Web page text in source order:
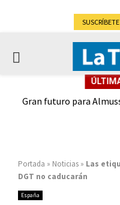
SUSCRÍBETE
PRIMARY
Gran futuro para
Portada » Noticias » Las
DGT no caducarán
España